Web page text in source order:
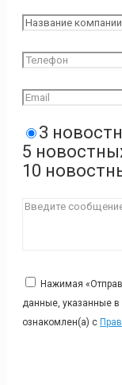
3
5
10
Нажимая
данные, указанные
ознакомлен(а) с